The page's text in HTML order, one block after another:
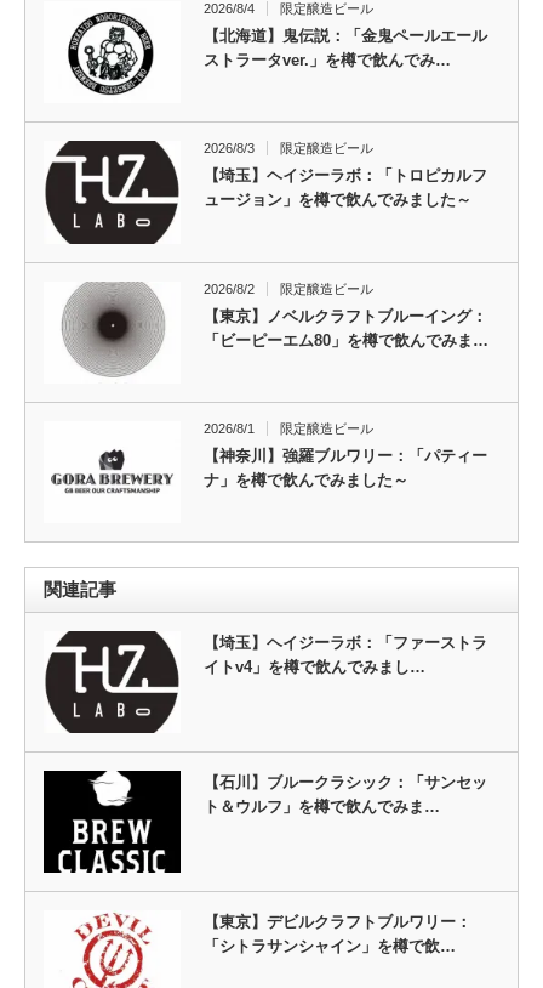
2026/8/4 限定醸造ビール
【北海道】鬼伝説：「金鬼ペールエール
ストラータver.」を樽で飲んでみ…
2026/8/3 限定醸造ビール
【埼玉】ヘイジーラボ：「トロピカルフ
ュージョン」を樽で飲んでみました～
2026/8/2 限定醸造ビール
【東京】ノベルクラフトブルーイング：
「ビーピーエム80」を樽で飲んでみま…
2026/8/1 限定醸造ビール
【神奈川】強羅ブルワリー：「パティー
ナ」を樽で飲んでみました～
関連記事
【埼玉】ヘイジーラボ：「ファーストラ
イトv4」を樽で飲んでみまし…
【石川】ブルークラシック：「サンセッ
ト＆ウルフ」を樽で飲んでみま…
【東京】デビルクラフトブルワリー：
「シトラサンシャイン」を樽で飲…